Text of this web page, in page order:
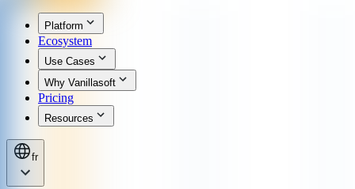
Platform
Ecosystem
Use Cases
Why Vanillasoft
Pricing
Resources
fr